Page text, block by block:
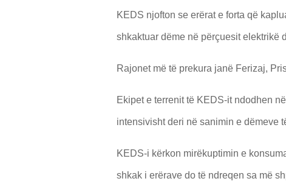
KEDS njofton se erërat e forta që
shkaktuar dëme në përçuesit elektrikë
Rajonet më të prekura janë Ferizaj,
Ekipet e terrenit të KEDS-it ndodhen
intensivisht deri në sanimin e dëmeve
KEDS-i kërkon mirëkuptimin e
shkak i erërave do të ndreqen sa më